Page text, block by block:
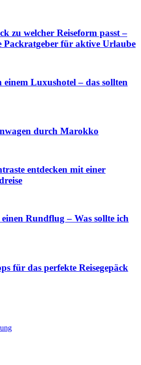
zu welcher Reiseform passt –
Packratgeber für aktive Urlaube
Luxushotel – das sollten
durch Marokko
entdecken mit einer
Rundflug – Was sollte ich
für das perfekte Reisegepäck